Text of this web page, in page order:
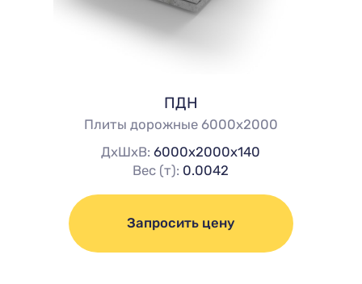
ПДН
Плиты дорожные 6000х2000
ДхШхВ:6000х2000х140
Вес (т): 0.0042
Запросить цену